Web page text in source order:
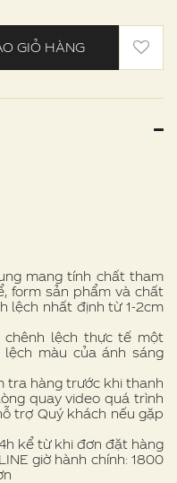
GIỎ HÀNG
mang tính chất tham
form sản phẩm và chất
lệch nhất định từ 1-2cm
lệch thực tế một
màu của ánh sáng
tra hàng trước khi thanh
quay video quá trình
trợ Quý khách nếu gặp
kể từ khi đơn đặt hàng
giờ hành chính: 1800